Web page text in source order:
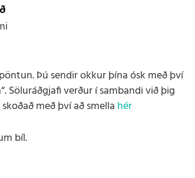
Þú sendir okkur þína ósk með því
Söluráðgjafi verður í sambandi við þig
með því að smella hér
bíl.